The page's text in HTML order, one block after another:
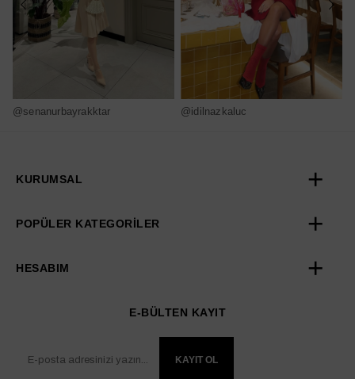
@senanurbayrakktar @idilnazkaluc
KURUMSAL
POPÜLER KATEGORİLER
HESABIM
E-BÜLTEN KAYIT
KAYIT OL